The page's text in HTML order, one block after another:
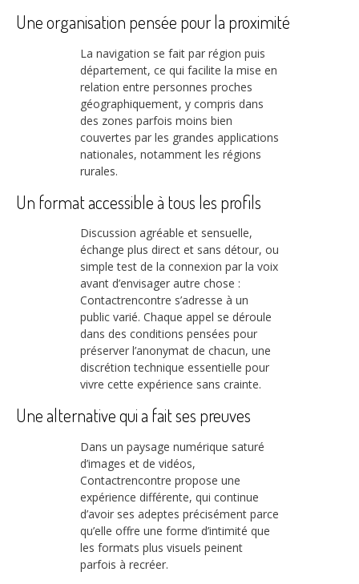
Une organisation pensée pour la proximité
La navigation se fait par région puis
département, ce qui facilite la mise en
relation entre personnes proches
géographiquement, y compris dans
des zones parfois moins bien
couvertes par les grandes applications
nationales, notamment les régions
rurales.
Un format accessible à tous les profils
Discussion agréable et sensuelle,
échange plus direct et sans détour, ou
simple test de la connexion par la voix
avant d’envisager autre chose :
Contactrencontre s’adresse à un
public varié. Chaque appel se déroule
dans des conditions pensées pour
préserver l’anonymat de chacun, une
discrétion technique essentielle pour
vivre cette expérience sans crainte.
Une alternative qui a fait ses preuves
Dans un paysage numérique saturé
d’images et de vidéos,
Contactrencontre propose une
expérience différente, qui continue
d’avoir ses adeptes précisément parce
qu’elle offre une forme d’intimité que
les formats plus visuels peinent
parfois à recréer.